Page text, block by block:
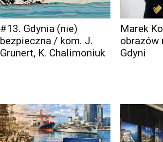
#13. Gdynia (nie)
bezpieczna / kom. J.
Grunert, K. Chalimoniuk
Marek
obrazów
Gdyni